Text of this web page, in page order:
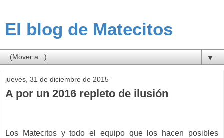
El blog de Matecitos
▼
jueves, 31 de diciembre de 2015
A por un 2016 repleto de ilusión
Los Matecitos y todo el equipo que los hacen posibles